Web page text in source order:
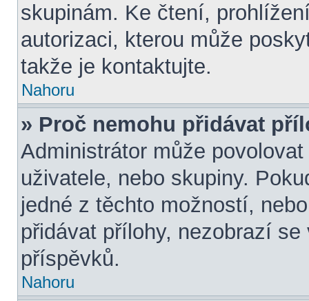
skupinám. Ke čtení,
autorizaci, kterou může
takže je kontaktujte.
Nahoru
» Proč nemohu přidávat
Administrátor může
uživatele, nebo skupiny.
jedné z těchto možností,
přidávat přílohy, nezobrazí
příspěvků.
Nahoru